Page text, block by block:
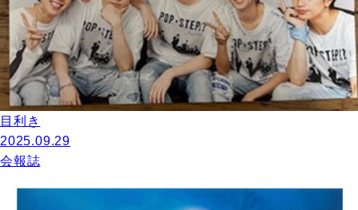
目利き
2025.09.29
会報誌